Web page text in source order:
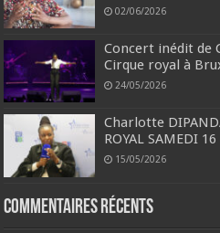
02/06/2026
Concert inédit de
Cirque royal à
24/05/2026
Charlotte
ROYAL SAMEDI
15/05/2026
Commentaires récents